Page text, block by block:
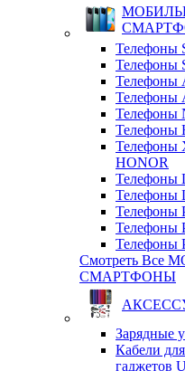
Телефоны
Телефоны
Телефоны
Телефоны
Телефоны
Телефоны
Телефоны
HONOR
Телефоны
Телефоны
Телефоны
Смотреть
СМАРТФОНЫ
Зарядные
Кабели
гаджетов